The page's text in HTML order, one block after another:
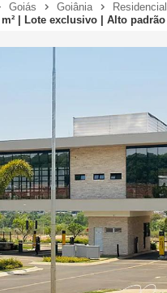
Goiás Goiânia
| Lote exclusivo | Alto padrão